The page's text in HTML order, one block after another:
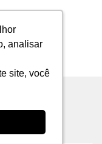
analisar
site, você
analisar
site, você